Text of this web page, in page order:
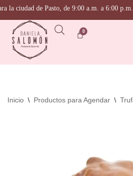
Saltar
al
contenido
de Pasto, de 9:00 a.m. a 6:00 p.m.
Inicio \ Productos para Agendar \